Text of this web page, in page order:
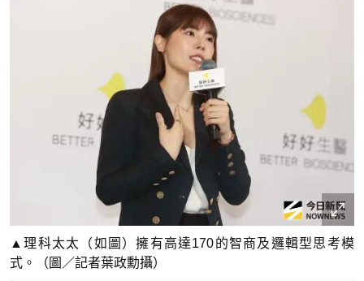
▲理科太太（如圖）擁有高達170的智商及邏輯型思考模
式。（圖／記者葉政勳攝）